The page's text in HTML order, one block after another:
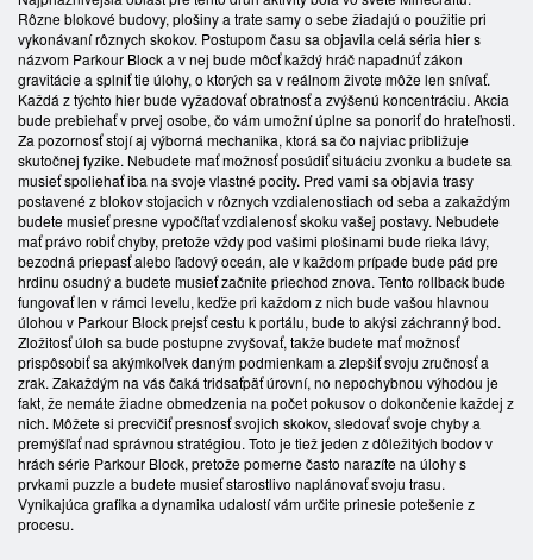
Rôzne blokové budovy, plošiny a trate samy o sebe žiadajú o použitie pri
vykonávaní rôznych skokov. Postupom času sa objavila celá séria hier s
názvom Parkour Block a v nej bude môcť každý hráč napadnúť zákon
gravitácie a splniť tie úlohy, o ktorých sa v reálnom živote môže len snívať.
Každá z týchto hier bude vyžadovať obratnosť a zvýšenú koncentráciu. Akcia
bude prebiehať v prvej osobe, čo vám umožní úplne sa ponoriť do hrateľnosti.
Za pozornosť stojí aj výborná mechanika, ktorá sa čo najviac približuje
skutočnej fyzike. Nebudete mať možnosť posúdiť situáciu zvonku a budete sa
musieť spoliehať iba na svoje vlastné pocity. Pred vami sa objavia trasy
postavené z blokov stojacich v rôznych vzdialenostiach od seba a zakaždým
budete musieť presne vypočítať vzdialenosť skoku vašej postavy. Nebudete
mať právo robiť chyby, pretože vždy pod vašimi plošinami bude rieka lávy,
bezodná priepasť alebo ľadový oceán, ale v každom prípade bude pád pre
hrdinu osudný a budete musieť začnite priechod znova. Tento rollback bude
fungovať len v rámci levelu, keďže pri každom z nich bude vašou hlavnou
úlohou v Parkour Block prejsť cestu k portálu, bude to akýsi záchranný bod.
Zložitosť úloh sa bude postupne zvyšovať, takže budete mať možnosť
prispôsobiť sa akýmkoľvek daným podmienkam a zlepšiť svoju zručnosť a
zrak. Zakaždým na vás čaká tridsaťpäť úrovní, no nepochybnou výhodou je
fakt, že nemáte žiadne obmedzenia na počet pokusov o dokončenie každej z
nich. Môžete si precvičiť presnosť svojich skokov, sledovať svoje chyby a
premýšľať nad správnou stratégiou. Toto je tiež jeden z dôležitých bodov v
hrách série Parkour Block, pretože pomerne často narazíte na úlohy s
prvkami puzzle a budete musieť starostlivo naplánovať svoju trasu.
Vynikajúca grafika a dynamika udalostí vám určite prinesie potešenie z
procesu.